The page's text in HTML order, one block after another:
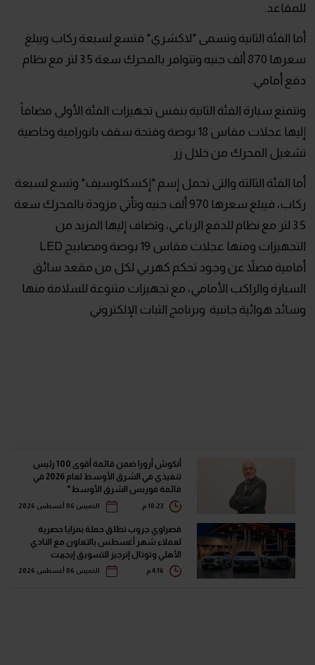
للمقاعد.
أما الفئة الثانية وتسمى "لاكشري" فتسع لسبعة ركاب ويبلغ
سعرها 870 ألف جنيه وتتوافر بالمحرك سعة 3.5 لتر مع نظام
دفع أمامي.
وتتمتع سيارة الفئة الثانية بنفس تجهيزات الفئة الأولى مضافاً
إليها عجلات مقاس 18 بوصة وفتحة سقف بانورامية وخاصية
تشغيل المحرك من خلال زر.
أما الفئة الثالثة والتى تحمل إسم "إكسكلوسيف" وتسع لسبعة
ركاب، فيبلغ سعرها 970 ألف جنيه وتأتي مزودة بالمحرك سعة
3.5 لتر مع نظام للدفع الرباعي، وتضاف إليها المزيد من
التجهيزات ومنها عجلات مقاس 19 بوصة ومصابيح LED
أمامية فضلاً عن وجود تحكم كهربي لكل من مقعد سائق
السيارة والراكب الأمامي، مع تجهيزات متنوعة للسلامة منها
وسائد هوائية جانبية وبرنامج الثبات الإلكتروني
أنكوش أرورا ضمن قائمة أقوى 100 رئيس
تنفيذي في الشرق الأوسط لعام 2026 في
قائمة فوربس الشرق الأوسط"
الخميس 06 أغسطس 2026
قصراوي جروب تطلق حملة بمزايا حصرية
لعملاء شهر أغسطس بالتعاون مع النادي
الأهلي وتوتال إنرجيز للتسويق إيجيبت
الخميس 06 أغسطس 2026